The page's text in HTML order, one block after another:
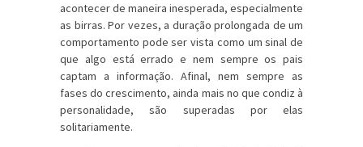
acontecer de maneira inesperada, especialmente
as birras. Por vezes, a duração prolongada de um
comportamento pode ser vista como um sinal de
que algo está errado e nem sempre os pais
captam a informação. Afinal, nem sempre as
fases do crescimento, ainda mais no que condiz à
personalidade, são superadas por elas
solitariamente.